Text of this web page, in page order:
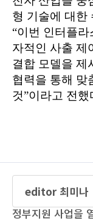
editor 최미나
정부지원 사업을